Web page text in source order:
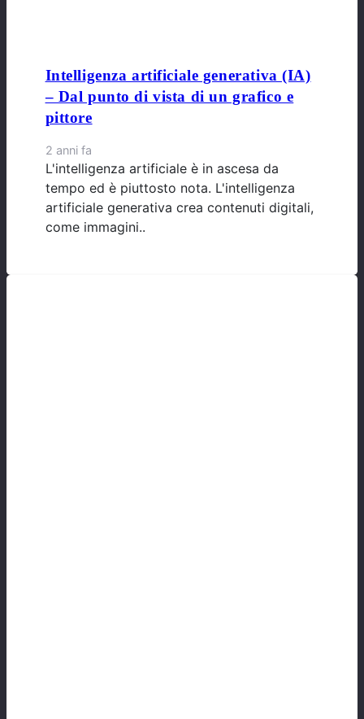
Intelligenza artificiale generativa (IA)
– Dal punto di vista di un grafico e
pittore
2 anni fa
L'intelligenza artificiale è in ascesa da
tempo ed è piuttosto nota. L'intelligenza
artificiale generativa crea contenuti digitali,
come immagini..